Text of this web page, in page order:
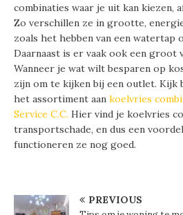
combinaties waar je uit kan kiezen,
Zo verschillen ze in grootte,
zoals het hebben van een watertap
Daarnaast is er vaak ook een groot
Wanneer je wat wilt besparen op
zijn om te kijken bij een outlet. Kijk
het assortiment aan koelvries
Service C.C. Hier vind je koelvries
transportschade, en dus een
functioneren ze nog goed.
PREVIOUS